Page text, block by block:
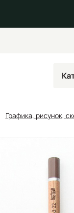
Графика, рисунок,